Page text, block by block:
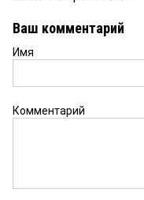
Ваш комментарий
Имя
Комментарий